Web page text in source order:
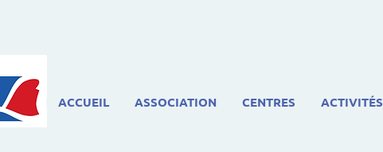
ACCUEIL ASSOCIATION CENTRES ACTIVITÉS